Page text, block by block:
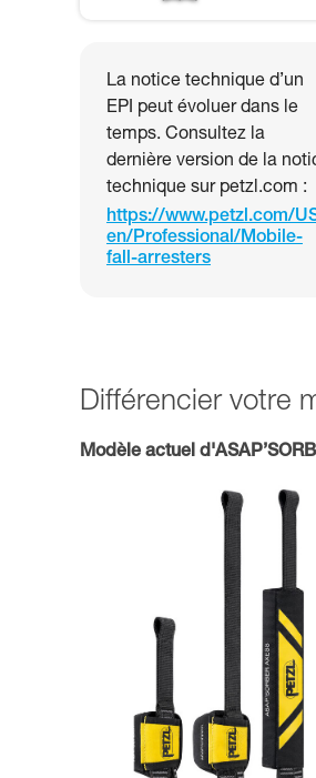
La notice technique d’un
EPI peut évoluer dans le
temps. Consultez la
dernière version de la
technique sur petzl.com :
https://www.petzl.com/
en/Professional/Mobile-
fall-arresters
Différencier votre
Modèle actuel